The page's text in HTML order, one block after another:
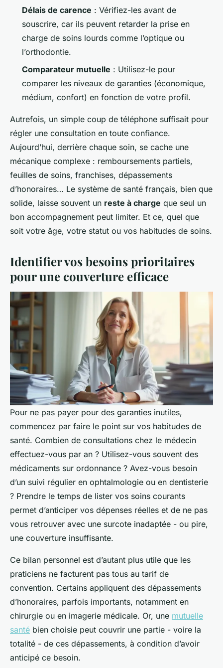
Délais de carence : Vérifiez-les avant de
souscrire, car ils peuvent retarder la prise en
charge de soins lourds comme l’optique ou
l’orthodontie.
Comparateur mutuelle : Utilisez-le pour
comparer les niveaux de garanties (économique,
médium, confort) en fonction de votre profil.
Autrefois, un simple coup de téléphone suffisait pour
régler une consultation en toute confiance.
Aujourd’hui, derrière chaque soin, se cache une
mécanique complexe : remboursements partiels,
feuilles de soins, franchises, dépassements
d’honoraires… Le système de santé français, bien que
solide, laisse souvent un reste à charge que seul un
bon accompagnement peut limiter. Et ce, quel que
soit votre âge, votre statut ou vos habitudes de soins.
Identifier vos besoins prioritaires
pour une couverture efficace
Pour ne pas payer pour des garanties inutiles,
commencez par faire le point sur vos habitudes de
santé. Combien de consultations chez le médecin
effectuez-vous par an ? Utilisez-vous souvent des
médicaments sur ordonnance ? Avez-vous besoin
d’un suivi régulier en ophtalmologie ou en dentisterie
? Prendre le temps de lister vos soins courants
permet d’anticiper vos dépenses réelles et de ne pas
vous retrouver avec une surcote inadaptée - ou pire,
une couverture insuffisante.
Ce bilan personnel est d’autant plus utile que les
praticiens ne facturent pas tous au tarif de
convention. Certains appliquent des dépassements
d’honoraires, parfois importants, notamment en
chirurgie ou en imagerie médicale. Or, une mutuelle
santé bien choisie peut couvrir une partie - voire la
totalité - de ces dépassements, à condition d’avoir
anticipé ce besoin.